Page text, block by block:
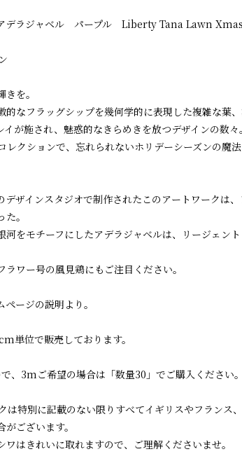
デラジャベル パープル Liberty Tana Lawn Xmas
を。
的なフラッグシップを幾何学的に表現した複雑な葉
が施され、魅惑的なきらめきを放つデザインの数々。
レクションで、忘れられないホリデーシーズンの魔法
デザインスタジオで制作されたこのアートワークは
。
河をモチーフにしたアデラジャベルは、リージェン
ワー号の風見鶏にもご注目ください。
ージの説明より。
単位で販売しております。
、3mご希望の場合は「数量30」でご購入ください。
特別に記載のない限りすべてイギリスやフランス
ございます。
はきれいに取れますので、ご理解くださいませ。